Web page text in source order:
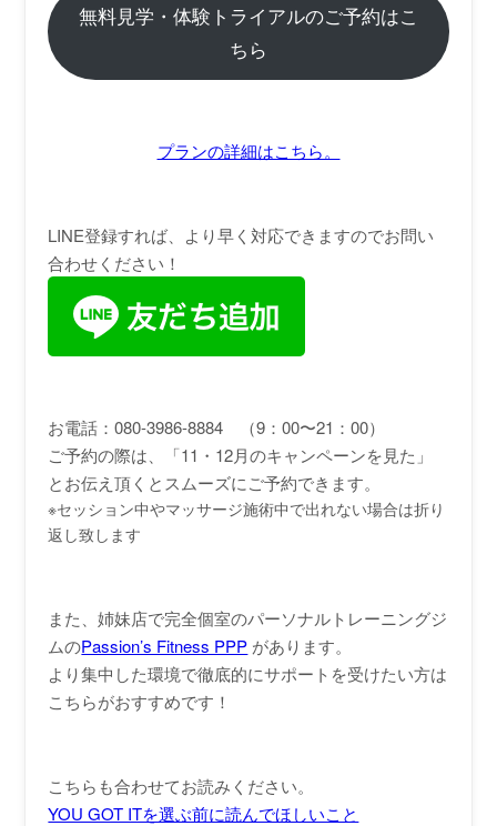
無料見学・体験トライアルのご予約はこ
ちら
プランの詳細はこちら。
LINE登録すれば、より早く対応できますのでお問い
合わせください！
お電話：080-3986-8884 （9：00〜21：00）
ご予約の際は、「11・12月のキャンペーンを見た」
とお伝え頂くとスムーズにご予約できます。
※セッション中やマッサージ施術中で出れない場合は折り
返し致します
また、姉妹店で完全個室のパーソナルトレーニングジ
ムのPassion’s Fitness PPP があります。
より集中した環境で徹底的にサポートを受けたい方は
こちらがおすすめです！
こちらも合わせてお読みください。
YOU GOT ITを選ぶ前に読んでほしいこと